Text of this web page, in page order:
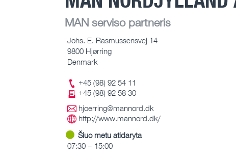
MAN serviso partneris
Johs. E. Rasmussensvej 14
9800 Hjørring
Denmark
+45 (98) 92 54 11
+45 (98) 92 58 30
hjoerring@mannord.dk
http://www.mannord.dk/
Šiuo metu atidaryta
07:30 – 15:00